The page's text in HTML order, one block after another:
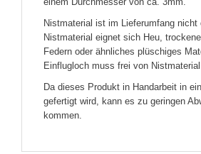
Nistmaterial ist im Lieferumfang nicht
Nistmaterial eignet sich Heu,
Federn oder ähnliches plüschiges
Einflugloch muss frei von Nistmaterial
Da dieses Produkt in Handarbeit in
gefertigt wird, kann es zu geringen
kommen.